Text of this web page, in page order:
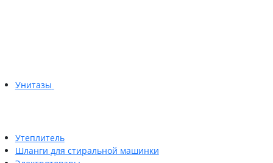
Унитазы
Утеплитель
Шланги для стиральной машинки